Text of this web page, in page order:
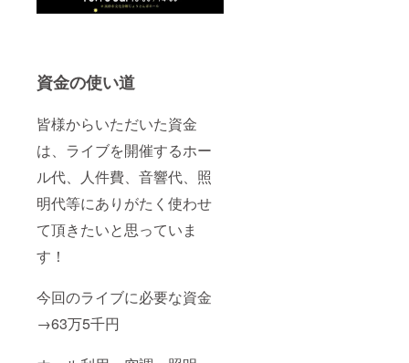
資金の使い道
皆様からいただいた資金
は、ライブを開催するホー
ル代、人件費、音響代、照
明代等にありがたく使わせ
て頂きたいと思っていま
す！
今回のライブに必要な資金
→63万5千円